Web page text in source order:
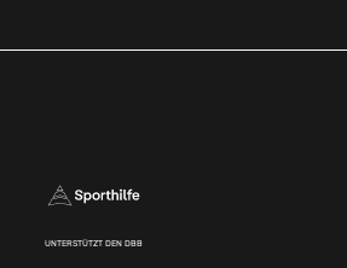
UNTERSTÜTZT DEN DBB